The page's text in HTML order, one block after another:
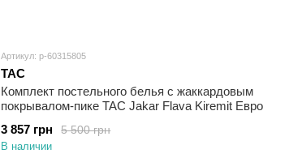
Артикул: p-60315805
TAC
Комплект постельного белья с жаккардовым
покрывалом-пике TAC Jakar Flava Kiremit Евро
5 500 грн
3 857 грн
В наличии